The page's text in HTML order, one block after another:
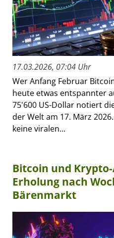
17.03.2026, 07:04 Uhr
Wer Anfang Februar
heute etwas entspannter
75'600 US-Dollar notiert
der Welt am 17. März
keine viralen...
Bitcoin und
Erholung nach
Bärenmarkt